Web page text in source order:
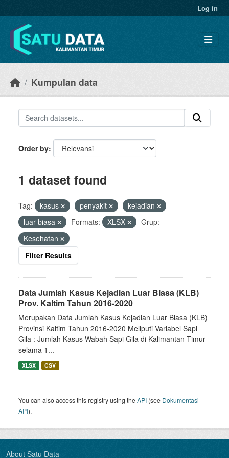
Log in
Kumpulan data
Order by
1 dataset found
Tag: kasus penyakit
kejadian
luar biasa
Formats: XLSX
Grup:
Kesehatan
Filter Results
Data Jumlah Kasus Kejadian Luar Biasa (KLB)
Prov. Kaltim Tahun 2016-2020
Merupakan Data Jumlah Kasus Kejadian Luar Biasa (KLB)
Provinsi Kaltim Tahun 2016-2020 Meliputi Variabel Sapi
Gila : Jumlah Kasus Wabah Sapi Gila di Kalimantan Timur
selama 1...
XLSX CSV
You can also access this registry using theAPI (see Dokumentasi
API).
About Satu Data